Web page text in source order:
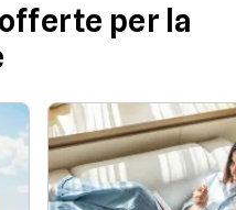
per la